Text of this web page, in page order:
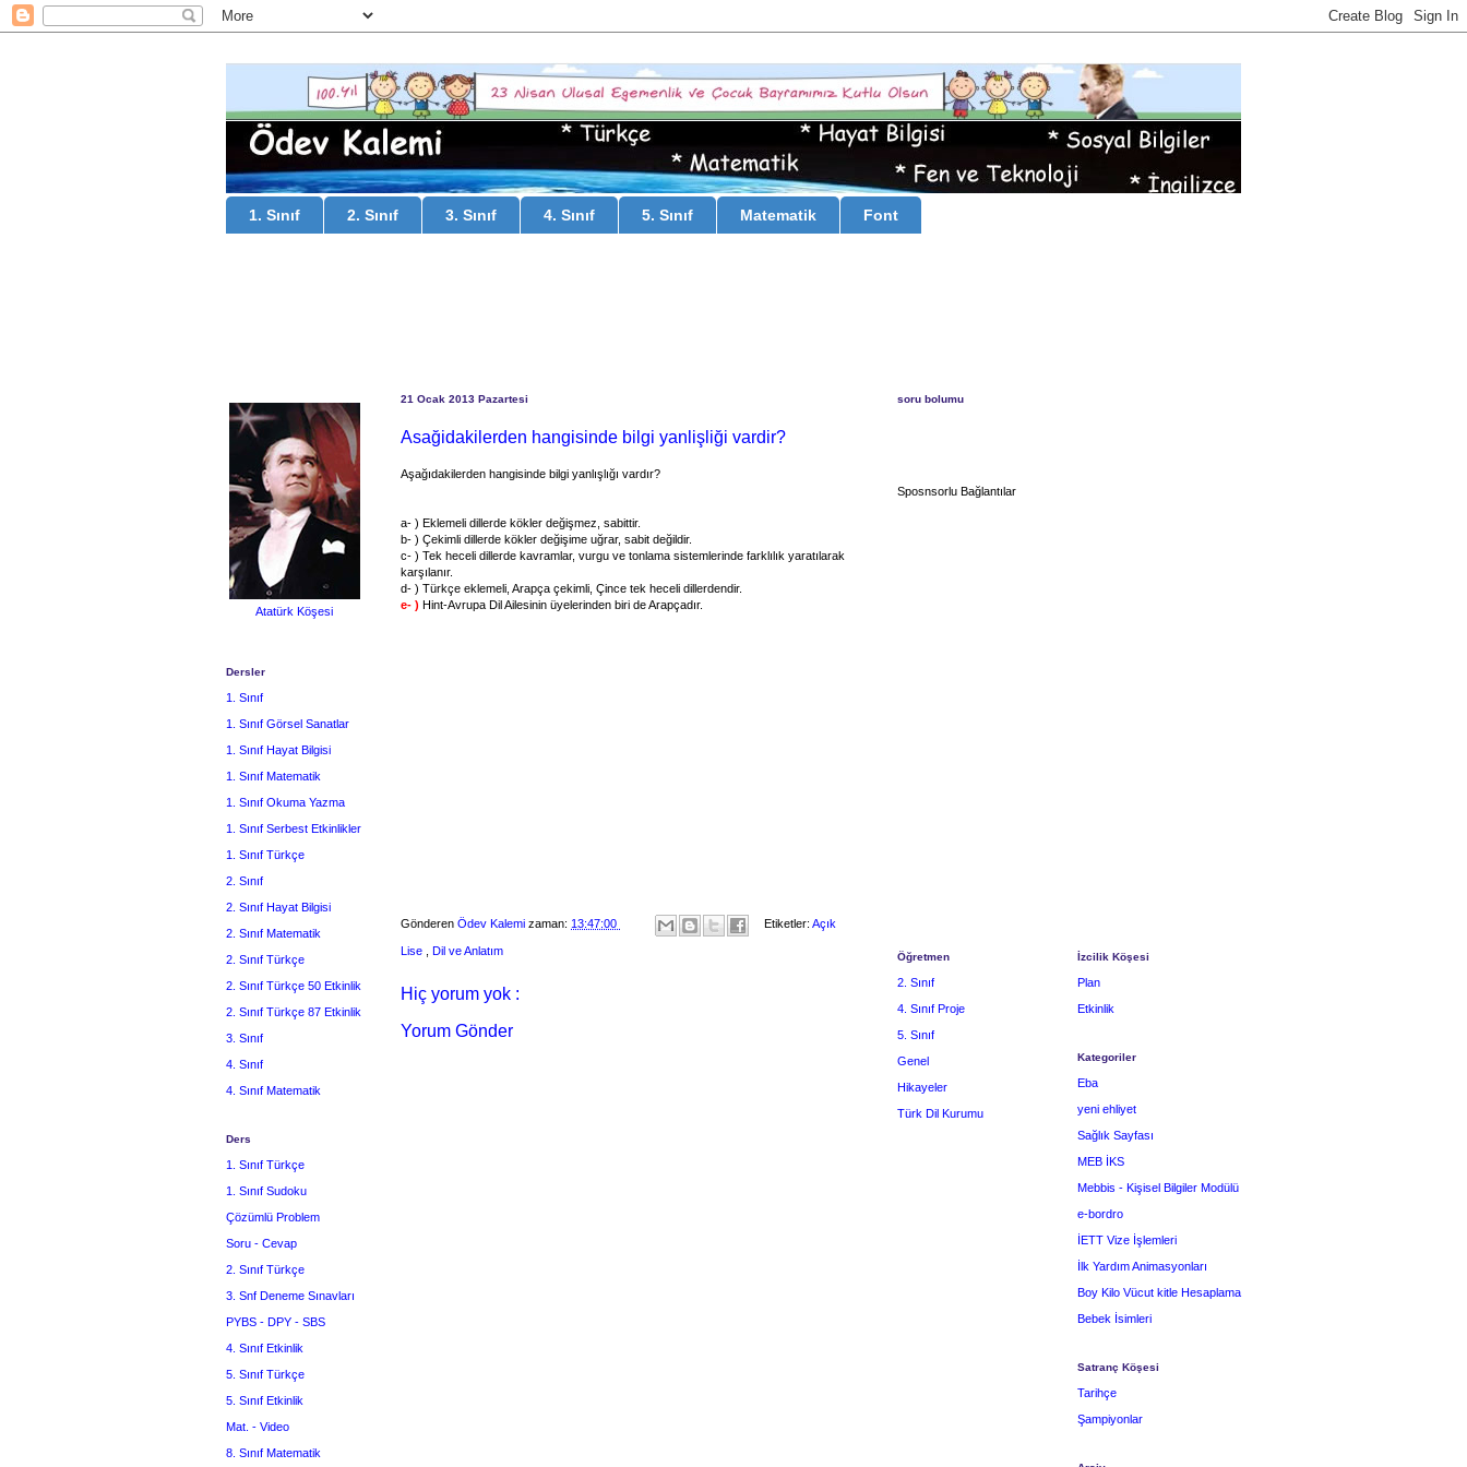
1. Sınıf 2. Sınıf 3. Sınıf 4. Sınıf 5. Sınıf Matematik Font
21 Ocak 2013 Pazartesi
Asağidakilerden hangisinde bilgi yanlişliği vardir?
Aşağıdakilerden hangisinde bilgi yanlışlığı vardır?
a- ) Eklemeli dillerde kökler değişmez, sabittir.
b- ) Çekimli dillerde kökler değişime uğrar, sabit değildir.
c- ) Tek heceli dillerde kavramlar, vurgu ve tonlama sistemlerinde farklılık yaratılarak
karşılanır.
d- ) Türkçe eklemeli, Arapça çekimli, Çince tek heceli dillerdendir.
e- ) Hint-Avrupa Dil Ailesinin üyelerinden biri de Arapçadır.
Gönderen Ödev Kalemi zaman: 13:47:00 Etiketler: Açık
Lise Dil ve Anlatım
Hiç yorum yok :
Yorum Gönder
Atatürk Köşesi
Dersler
1. Sınıf
1. Sınıf Görsel Sanatlar
1. Sınıf Hayat Bilgisi
1. Sınıf Matematik
1. Sınıf Okuma Yazma
1. Sınıf Serbest Etkinlikler
1. Sınıf Türkçe
2. Sınıf
2. Sınıf Hayat Bilgisi
2. Sınıf Matematik
2. Sınıf Türkçe
2. Sınıf Türkçe 50 Etkinlik
2. Sınıf Türkçe 87 Etkinlik
3. Sınıf
4. Sınıf
4. Sınıf Matematik
Ders
1. Sınıf Türkçe
1. Sınıf Sudoku
Çözümlü Problem
Soru - Cevap
2. Sınıf Türkçe
3. Snf Deneme Sınavları
PYBS - DPY - SBS
4. Sınıf Etkinlik
5. Sınıf Türkçe
5. Sınıf Etkinlik
Mat. - Video
8. Sınıf Matematik
soru bolumu
Sposnsorlu Bağlantılar
Öğretmen
2. Sınıf
4. Sınıf Proje
5. Sınıf
Genel
Hikayeler
Türk Dil Kurumu
İzcilik Köşesi
Plan
Etkinlik
Kategoriler
Eba
yeni ehliyet
Sağlık Sayfası
MEB İKS
Mebbis - Kişisel Bilgiler Modülü
e-bordro
İETT Vize İşlemleri
İlk Yardım Animasyonları
Boy Kilo Vücut kitle Hesaplama
Bebek İsimleri
Satranç Köşesi
Tarihçe
Şampiyonlar